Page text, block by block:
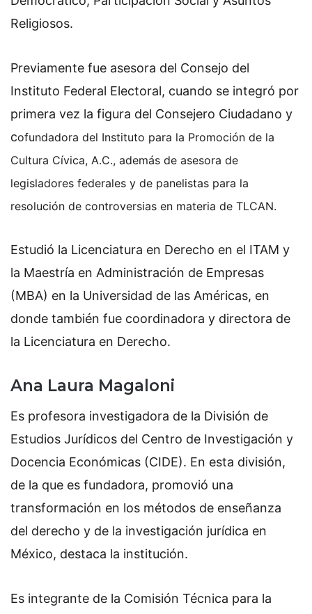
Religiosos.
Previamente fue asesora del Consejo del
Instituto Federal Electoral, cuando se integró por
primera vez la figura del Consejero Ciudadano y
cofundadora del Instituto para la Promoción de la
Cultura Cívica, A.C., además de asesora de
legisladores federales y de panelistas para la
resolución de controversias en materia de TLCAN.
Estudió la Licenciatura en Derecho en el ITAM y
la Maestría en Administración de Empresas
(MBA) en la Universidad de las Américas, en
donde también fue coordinadora y directora de
la Licenciatura en Derecho.
Ana Laura Magaloni
Es profesora investigadora de la División de
Estudios Jurídicos del Centro de Investigación y
Docencia Económicas (CIDE). En esta división,
de la que es fundadora, promovió una
transformación en los métodos de enseñanza
del derecho y de la investigación jurídica en
México, destaca la institución.
Es integrante de la Comisión Técnica para la